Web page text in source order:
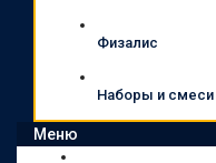
Физалис
Наборы и
Меню